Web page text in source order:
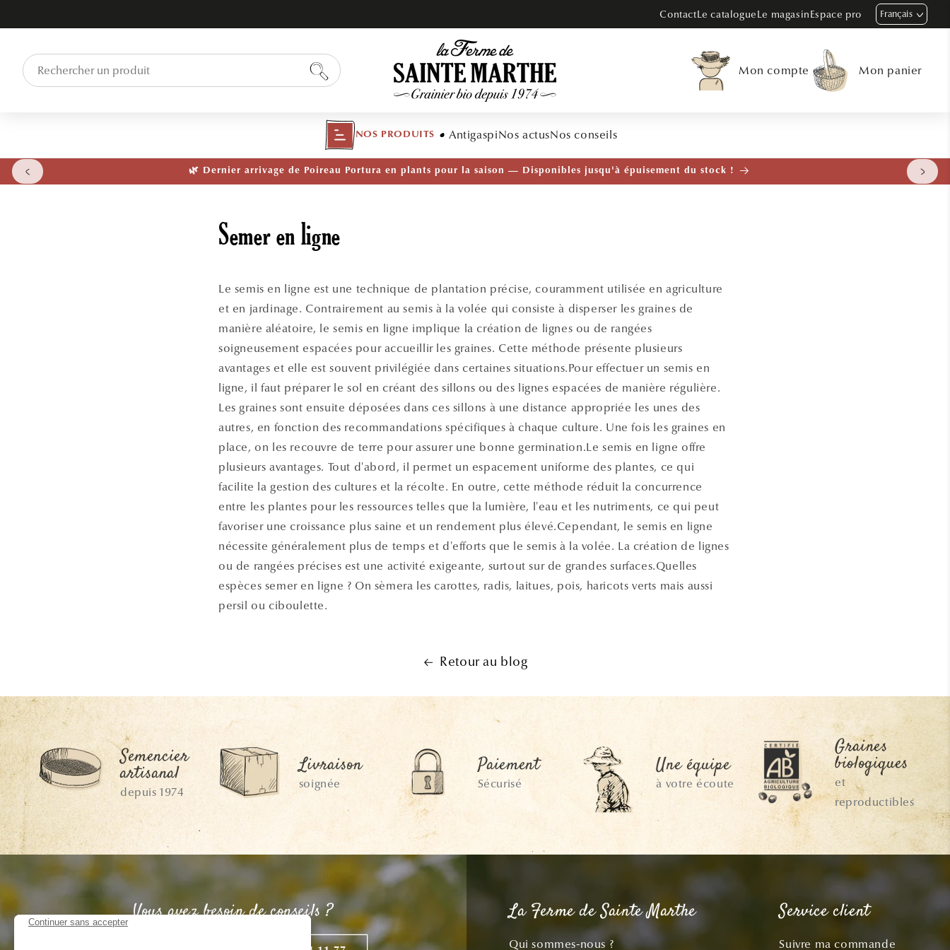
ContactLe catalogueLe magasinEspace pro Français
Mon compte Mon panier
NOS PRODUITS AntigaspiNos actusNos conseils
🌱 NOUVEAUTÉ — Ail Rocambole AB · Lot de 10 bulbilles · En stock maintenant
Semer en ligne
Le semis en ligne est une technique de plantation précise, couramment utilisée en agriculture
et en jardinage. Contrairement au semis à la volée qui consiste à disperser les graines de
manière aléatoire, le semis en ligne implique la création de lignes ou de rangées
soigneusement espacées pour accueillir les graines. Cette méthode présente plusieurs
avantages et elle est souvent privilégiée dans certaines situations.Pour effectuer un semis en
ligne, il faut préparer le sol en créant des sillons ou des lignes espacées de manière régulière.
Les graines sont ensuite déposées dans ces sillons à une distance appropriée les unes des
autres, en fonction des recommandations spécifiques à chaque culture. Une fois les graines en
place, on les recouvre de terre pour assurer une bonne germination.Le semis en ligne offre
plusieurs avantages. Tout d'abord, il permet un espacement uniforme des plantes, ce qui
facilite la gestion des cultures et la récolte. En outre, cette méthode réduit la concurrence
entre les plantes pour les ressources telles que la lumière, l'eau et les nutriments, ce qui peut
favoriser une croissance plus saine et un rendement plus élevé.Cependant, le semis en ligne
nécessite généralement plus de temps et d'efforts que le semis à la volée. La création de lignes
ou de rangées précises est une activité exigeante, surtout sur de grandes surfaces.Quelles
espèces semer en ligne ? On sèmera les carottes, radis, laitues, pois, haricots verts mais aussi
persil ou ciboulette.
Retour au blog
Semencier
artisanal
depuis 1974
Livraison
soignée
Paiement
Sécurisé
Une équipe
à votre écoute
Graines
biologiques
et
reproductibles
Vous avez besoin de conseils ? La Ferme de Sainte Marthe
Qui sommes-nous ?
Service client
Suivre ma commande